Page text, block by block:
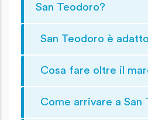
San Teodoro?
San Teodoro è
Cosa fare oltre il
Come arrivare a San